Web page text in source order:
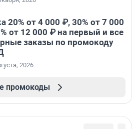
20% от 4 000 ₽, 30% от 7 000
от 12 000 ₽ на первый и все
заказы по промокоду
2026
промокоды